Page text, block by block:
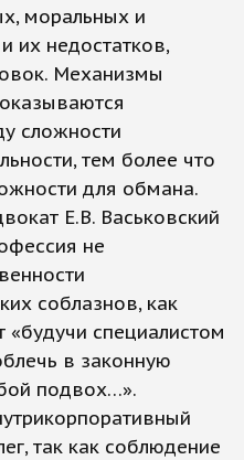
моральных и
их недостатков,
Механизмы
сложности
тем более что
для обмана.
Е.В. Васьковский
не
соблазнов, как
специалистом
в законную
подвох…».
так как соблюдение